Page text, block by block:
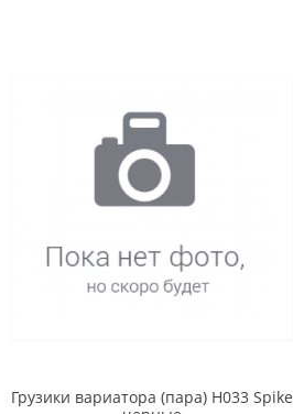
Грузики вариатора (пара) H033 Spike